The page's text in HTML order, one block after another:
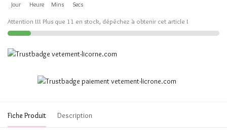
Jour Heure Mins Secs
Attention !!! Plus que 11 en stock, dépêchez à obtenir cet article !
Fiche Produit Description